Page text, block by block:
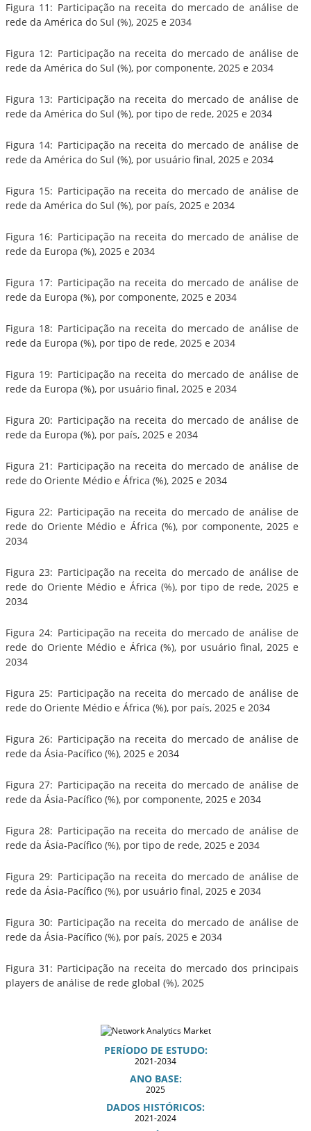
Figura 11: Participação na receita do mercado de análise de
rede da América do Sul (%), 2025 e 2034
Figura 12: Participação na receita do mercado de análise de
rede da América do Sul (%), por componente, 2025 e 2034
Figura 13: Participação na receita do mercado de análise de
rede da América do Sul (%), por tipo de rede, 2025 e 2034
Figura 14: Participação na receita do mercado de análise de
rede da América do Sul (%), por usuário final, 2025 e 2034
Figura 15: Participação na receita do mercado de análise de
rede da América do Sul (%), por país, 2025 e 2034
Figura 16: Participação na receita do mercado de análise de
rede da Europa (%), 2025 e 2034
Figura 17: Participação na receita do mercado de análise de
rede da Europa (%), por componente, 2025 e 2034
Figura 18: Participação na receita do mercado de análise de
rede da Europa (%), por tipo de rede, 2025 e 2034
Figura 19: Participação na receita do mercado de análise de
rede da Europa (%), por usuário final, 2025 e 2034
Figura 20: Participação na receita do mercado de análise de
rede da Europa (%), por país, 2025 e 2034
Figura 21: Participação na receita do mercado de análise de
rede do Oriente Médio e África (%), 2025 e 2034
Figura 22: Participação na receita do mercado de análise de
rede do Oriente Médio e África (%), por componente, 2025 e
2034
Figura 23: Participação na receita do mercado de análise de
rede do Oriente Médio e África (%), por tipo de rede, 2025 e
2034
Figura 24: Participação na receita do mercado de análise de
rede do Oriente Médio e África (%), por usuário final, 2025 e
2034
Figura 25: Participação na receita do mercado de análise de
rede do Oriente Médio e África (%), por país, 2025 e 2034
Figura 26: Participação na receita do mercado de análise de
rede da Ásia-Pacífico (%), 2025 e 2034
Figura 27: Participação na receita do mercado de análise de
rede da Ásia-Pacífico (%), por componente, 2025 e 2034
Figura 28: Participação na receita do mercado de análise de
rede da Ásia-Pacífico (%), por tipo de rede, 2025 e 2034
Figura 29: Participação na receita do mercado de análise de
rede da Ásia-Pacífico (%), por usuário final, 2025 e 2034
Figura 30: Participação na receita do mercado de análise de
rede da Ásia-Pacífico (%), por país, 2025 e 2034
Figura 31: Participação na receita do mercado dos principais
players de análise de rede global (%), 2025
PERÍODO DE ESTUDO:
2021-2034
ANO BASE:
2025
DADOS HISTÓRICOS:
2021-2024